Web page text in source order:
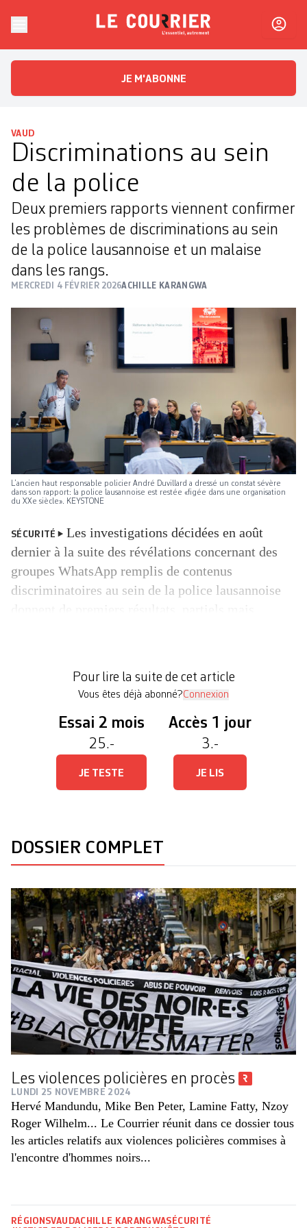
Le CourrierL'essentiel, autrement
JE M'ABONNE
VAUD
Discriminations au sein
de la police
Deux premiers rapports viennent confirmer
les problèmes de discriminations au sein
de la police lausannoise et un malaise
dans les rangs.
MERCREDI 4 FÉVRIER 2026ACHILLE KARANGWA
L’ancien haut responsable policier André Duvillard a dressé un constat sévère
dans son rapport: la police lausannoise est restée «figée dans une organisation
du XXe siècle». KEYSTONE
SÉCURITÉ
Les investigations décidées en août
dernier à la suite des révélations concernant des
groupes WhatsApp remplis de contenus
discriminatoires au sein de la police lausannoise
dévalorisant le handicap, mais également des […]
Pour lire la suite de cet article
Vous êtes déjà abonné?Connexion
Essai 2 mois
25.-
JE TESTE
Accès 1 jour
3.-
JE LIS
DOSSIER COMPLET
Les violences policières en procès
LUNDI 25 NOVEMBRE 2024
Hervé Mandundu, Mike Ben Peter, Lamine Fatty, Nzoy
Roger Wilhelm... Le Courrier réunit dans ce dossier tous
les articles relatifs aux violences policières commises à
l'encontre d'hommes noirs...
RÉGIONSVAUDACHILLE KARANGWASÉCURITÉ